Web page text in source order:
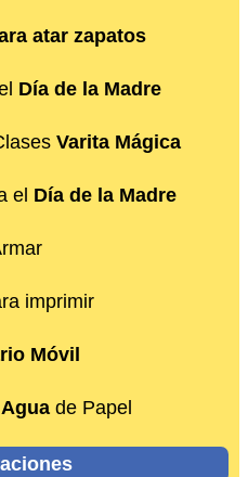
atar zapatos
Día de la Madre
Varita Mágica
el Día de la Madre
imprimir
Móvil
de Papel